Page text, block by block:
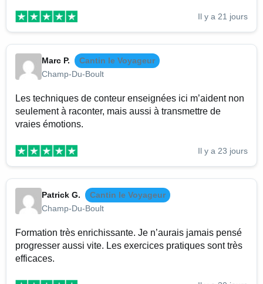
Il y a 21 jours
Marc P.
Cantin le Voyageur
Champ-Du-Boult
Les techniques de conteur enseignées ici m’aident non
seulement à raconter, mais aussi à transmettre de
vraies émotions.
Il y a 23 jours
Patrick G.
Cantin le Voyageur
Champ-Du-Boult
Formation très enrichissante. Je n’aurais jamais pensé
progresser aussi vite. Les exercices pratiques sont très
efficaces.